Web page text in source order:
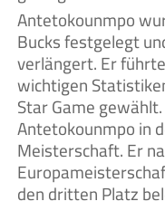
Antetokounmpo
Bucks festgelegt
verlängert. Er
wichtigen
Star Game
Antetokounmpo in
Meisterschaft. Er
den dritten Platz